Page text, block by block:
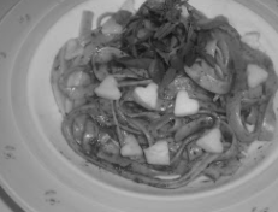
Japão